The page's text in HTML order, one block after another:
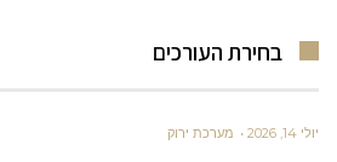
בחירת העורכים
יולי 14, 2026 מערכת ירוק